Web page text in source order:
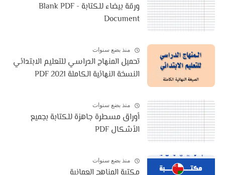
ورقة بيضاء للكتابة - Blank PDF
Document
منذ بضع سنوات
تحميل المنهاج الدراسي للتعليم الابتدائي
النسخة النهائية الكاملة 2021 PDF
منذ بضع سنوات
أوراق مسطرة جاهزة للكتابة بجميع
الأشكال PDF
منذ بضع سنوات